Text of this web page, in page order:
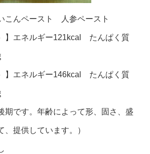
こんペースト 人参ペースト
】エネルギー121kcal たんぱく質
】エネルギー146kcal たんぱく質
期です。年齢によって形、固さ、盛
、提供しています。）